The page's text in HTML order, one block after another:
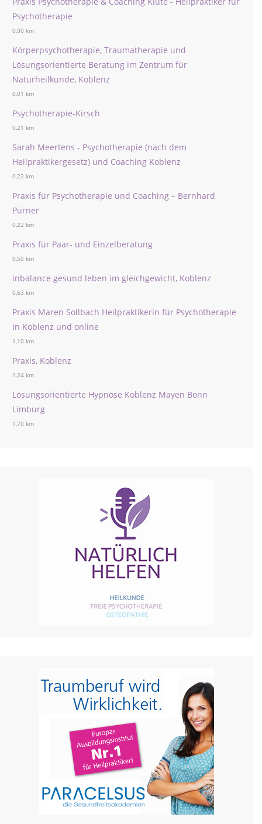
Psychotherapie
0,00 km
Körperpsychotherapie, Traumatherapie und
Lösungsorientierte Beratung im Zentrum für
Naturheilkunde, Koblenz
0,01 km
Psychotherapie-Kirsch
0,21 km
Sarah Meertens - Psychotherapie (nach dem
Heilpraktikergesetz) und Coaching Koblenz
0,22 km
Praxis für Psychotherapie und Coaching – Bernhard
Pürner
0,22 km
Praxis für Paar- und Einzelberatung
0,50 km
inbalance gesund leben im gleichgewicht, Koblenz
0,63 km
Praxis Maren Sollbach Heilpraktikerin für Psychotherapie
in Koblenz und online
1,10 km
Praxis, Koblenz
1,24 km
Lösungsorientierte Hypnose Koblenz Mayen Bonn
Limburg
1,70 km